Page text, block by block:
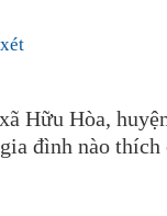
Hữu Hòa,
đình nào